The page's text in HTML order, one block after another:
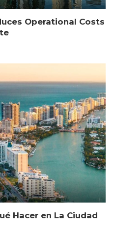
Operational Costs
Hacer en La Ciudad